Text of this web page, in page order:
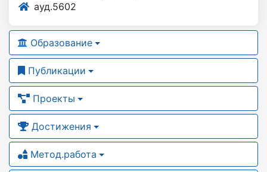
ауд.5602
Образование
Публикации
Проекты
Достижения
Метод.работа